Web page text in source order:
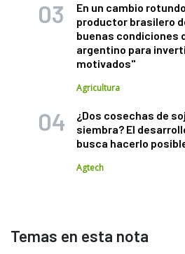
En un cambio
productor brasilero
buenas condiciones
argentino para
motivados"
Agricultura
¿Dos cosechas de
siembra? El
busca hacerlo
Agtech
Temas en esta nota